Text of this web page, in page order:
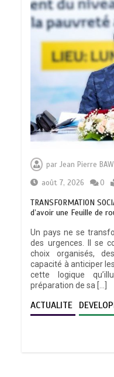
parJean Pierre
août 7, 2026
0
TRANSFORMATION
d’avoir une Feuille de
Un pays ne se
des urgences. Il se
choix organisés,
capacité à anticiper
cette logique
préparation de sa […]
ACTUALITE